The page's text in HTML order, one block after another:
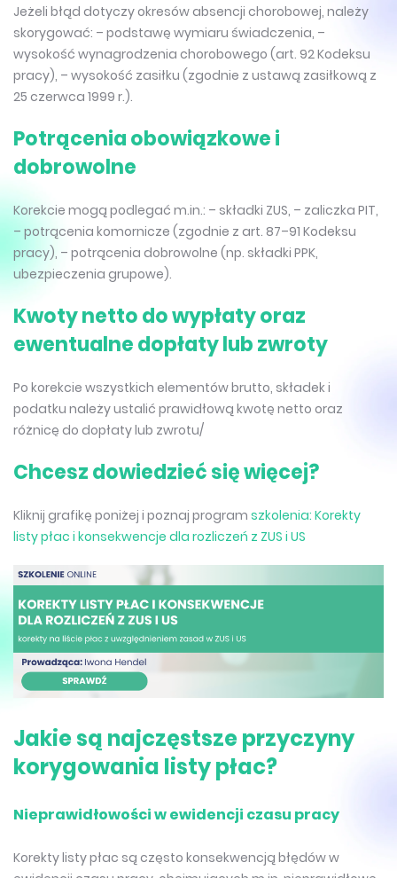
Jeżeli błąd dotyczy okresów absencji chorobowej, należy
skorygować: – podstawę wymiaru świadczenia, –
wysokość wynagrodzenia chorobowego (art. 92 Kodeksu
pracy), – wysokość zasiłku (zgodnie z ustawą zasiłkową z
25 czerwca 1999 r.).
Potrącenia obowiązkowe i
dobrowolne
Korekcie mogą podlegać m.in.: – składki ZUS, – zaliczka PIT,
– potrącenia komornicze (zgodnie z art. 87–91 Kodeksu
pracy), – potrącenia dobrowolne (np. składki PPK,
ubezpieczenia grupowe).
Kwoty netto do wypłaty oraz
ewentualne dopłaty lub zwroty
Po korekcie wszystkich elementów brutto, składek i
podatku należy ustalić prawidłową kwotę netto oraz
różnicę do dopłaty lub zwrotu/
Chcesz dowiedzieć się więcej?
Kliknij grafikę poniżej i poznaj program szkolenia: Korekty
listy płac i konsekwencje dla rozliczeń z ZUS i US
Jakie są najczęstsze przyczyny
korygowania listy płac?
Nieprawidłowości w ewidencji czasu pracy
Korekty listy płac są często konsekwencją błędów w